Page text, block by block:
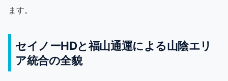
ます。
セイノーHDと福山通運による山陰エリ
ア統合の全貌